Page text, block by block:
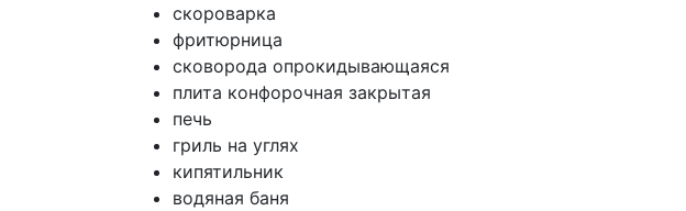
скороварка
фритюрница
сковорода опрокидывающаяся
плита конфорочная закрытая
печь
гриль на углях
кипятильник
водяная баня